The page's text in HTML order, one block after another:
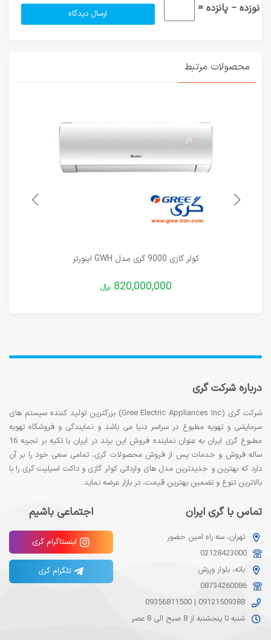
نوزده − پانزده =
محصولات مرتبط
کولر گازی 9000 گری مدل GWH اینورتر
820,000,000 ﷼
درباره شرکت گری
شرکت گری (Gree Electric Appliances Inc) بزرگترین تولید کننده سیستم های
سرمایشی و تهویه مطبوع در سراسر دنیا می باشد و نمایندگی و فروشگاه تهویه
مطبوع گری ایران به عنوان نماینده فروش این برند در ایران با تکیه بر تجربه 16
ساله فروش و خدمات پس از فروش محصولات گری، تمامی سعی خود را بر آن
دارد که بهترین و جدیدترین مدل های وارداتی کولر گازی و داکت اسپلیت گری را با
بالاترین تنوع و تضمین بهترین قیمت، در بازار عرضه نماید.
تماس با گری ایران
تهران، سه راه امین حضور
02128423000
بانه، بلوار ورزش
08734260086
09121509388
|
09356811500
شنبه تا پنجشنبه از 8 صبح الی 8 عصر
اجتماعی باشیم
اینستاگرام گری
تلگرام گری